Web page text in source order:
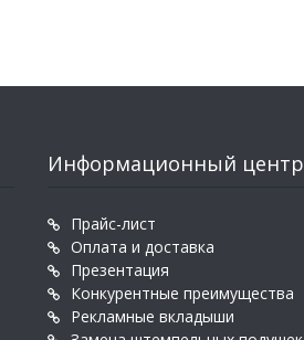
Информационный центр
Прайс-лист
Оплата и доставка
Презентация
Конкурентные преимущества
Рекламные вкладыши